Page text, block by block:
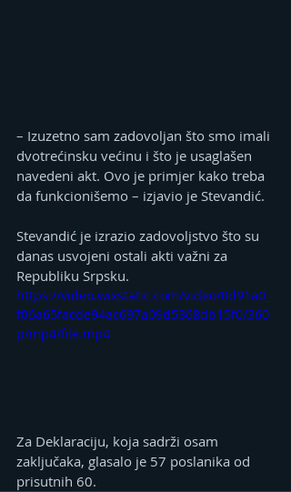
– Izuzetno sam zadovoljan što smo imali
dvotrećinsku većinu i što je usaglašen
navedeni akt. Ovo je primjer kako treba
da funkcionišemo – izjavio je Stevandić.
Stevandić je izrazio zadovoljstvo što su
danas usvojeni ostali akti važni za
Republiku Srpsku.
https://video.wixstatic.com/video/0d91a0_
f06a65facde94ac697a09d5368db15f0/360
p/mp4/file.mp4
Za Deklaraciju, koja sadrži osam
zaključaka, glasalo je 57 poslanika od
prisutnih 60.